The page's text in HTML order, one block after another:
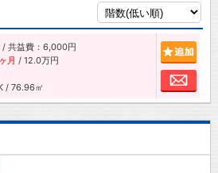
/ 共益費：6,000円
月 / 12.0万円
/ 76.96㎡
お